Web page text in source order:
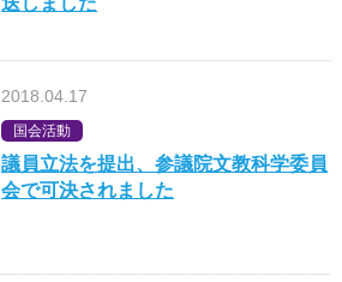
2018.04.17
国会活動
議員立法を提出、参議院文教科学委員
会で可決されました